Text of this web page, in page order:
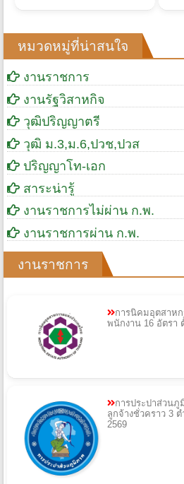
หมวดหมู่ที่น่าสนใจ
งานราชการ
งานรัฐวิสาหกิจ
วุฒิปริญญาตรี
วุฒิ ม.3,ม.6,ปวช,ปวส
ปริญญาโท-เอก
สาระน่ารู้
งานราชการไม่ผ่าน ก.พ.
งานราชการผ่าน ก.พ.
งานราชการ
การนิคมอุตสาห
พนักงาน 16 อัตรา
การประปาส่วน
ลูกจ้างชั่วคราว 3
2569